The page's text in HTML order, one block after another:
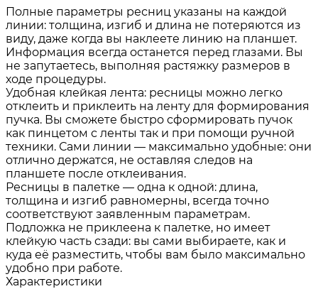
Полные параметры ресниц указаны на каждой
линии: толщина, изгиб и длина не потеряются из
виду, даже когда вы наклеете линию на планшет.
Информация всегда останется перед глазами. Вы
не запутаетесь, выполняя растяжку размеров в
ходе процедуры.
Удобная клейкая лента: ресницы можно легко
отклеить и приклеить на ленту для формирования
пучка. Вы сможете быстро сформировать пучок
как пинцетом с ленты так и при помощи ручной
техники. Сами линии — максимально удобные: они
отлично держатся, не оставляя следов на
планшете после отклеивания.
Ресницы в палетке — одна к одной: длина,
толщина и изгиб равномерны, всегда точно
соответствуют заявленным параметрам.
Подложка не приклеена к палетке, но имеет
клейкую часть сзади: вы сами выбираете, как и
куда её разместить, чтобы вам было максимально
удобно при работе.
Характеристики